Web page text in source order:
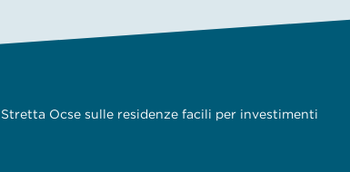
Stretta Ocse sulle residenze facili per investimenti